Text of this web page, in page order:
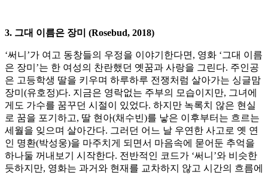
3. 그대 이름은 장미 (Rosebud, 2018)
‘써니’가 여고 동창들의 우정을 이야기한다면, 영화 ‘그대 이름
은 장미’는 한 여성의 찬란했던 옛꿈과 사랑을 그린다. 주인공
은 고등학생 딸을 키우며 하루하루 전쟁처럼 살아가는 싱글맘
장미(유호정)다. 지금은 영락없는 주부의 모습이지만, 그녀에
게도 가수를 꿈꾸던 시절이 있었다. 하지만 녹록치 않은 현실
로 꿈을 포기하고, 딸 현아(채수빈)를 낳은 이후부터는 흐르는
세월을 잊으며 살아간다. 그러던 어느 날 우연한 사고로 옛 연
인 명환(박성웅)을 마주치게 되면서 마음속에 묻어둔 추억을
하나둘 꺼내보기 시작한다. 전반적인 코드가 ‘써니’와 비슷한
듯하지만, 영화는 과거와 현재를 교차하지 않고 시간의 흐름에